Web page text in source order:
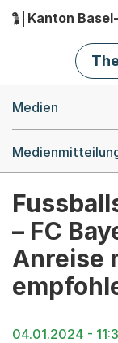
Hauptnavigation
Kanton
Medien
– FC
Anreise
04.01.2024 -